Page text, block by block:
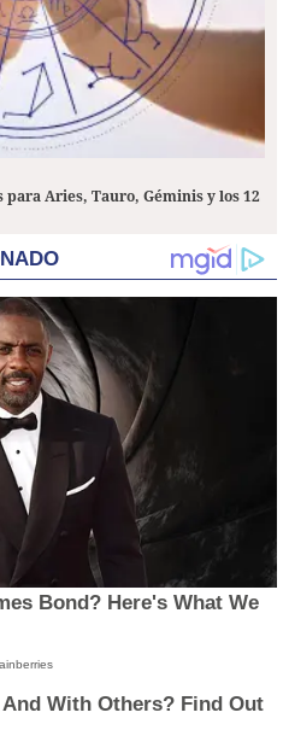
Aries, Tauro, Géminis y los 12
Bond? Here's What We
With Others? Find Out